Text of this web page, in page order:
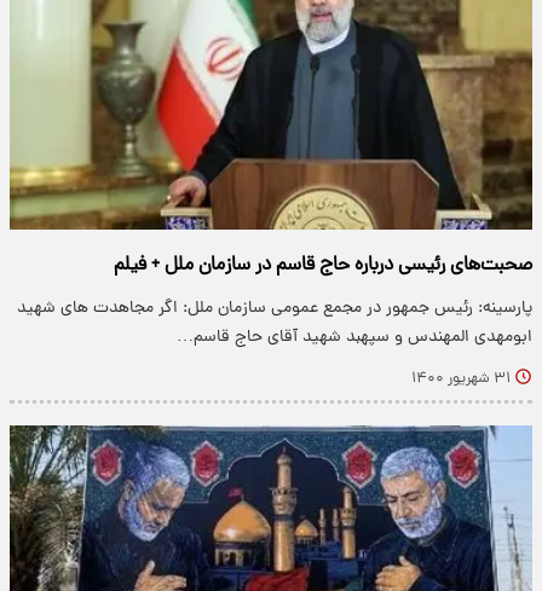
صحبت‌های رئیسی درباره حاج قاسم در سازمان ملل + فیلم
پارسینه: رئیس جمهور در مجمع عمومی سازمان ملل: اگر مجاهدت های شهید
ابومهدی المهندس و سپهبد شهید آقای حاج قاسم…
۳۱ شهریور ۱۴۰۰